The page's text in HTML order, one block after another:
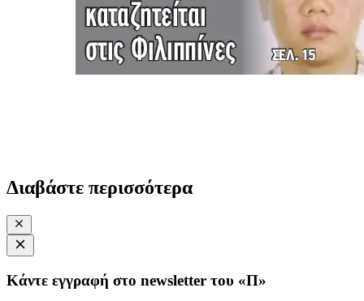
Διαβάστε περισσότερα
Κάντε εγγραφή στο newsletter του «Π»